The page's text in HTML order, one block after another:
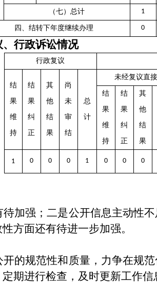
（七）总计 1
四、结转下年度继续办理 0
、行政诉讼情况
行政复议
结
果
维
持
结
果
纠
正
其
他
结
果
尚
未
审
结
总
计
未经复议直
结
果
维
持
结
果
纠
正
其
他
结
果
1 0 0 0 1 0 0 0
待加强 ；二是公开信息主动性
方面还有待进一步加强。
的规范性和质量，力争在规
期进行检查，及时更新工作信